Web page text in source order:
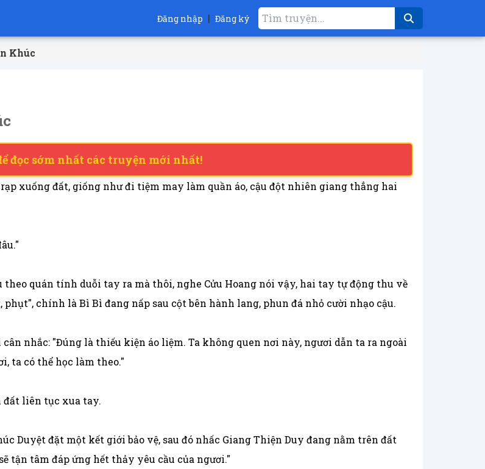
Đăng nhập | Đăng ký
Khúc
đọc sớm nhất các truyện mới nhất!
xuống đất, giống như đi tiệm may làm quần áo, cậu đột nhiên giang thẳng hai
theo quán tính duỗi tay ra mà thôi, nghe Cửu Hoang nói vậy, hai tay tự động thu về
chính là Bì Bì đang nấp sau cột bên hành lang, phun đá nhỏ cười nhạo cậu.
nhắc: "Đúng là thiếu kiện áo liệm. Ta không quen nơi này, ngươi dẫn ta ra ngoài
ta có thể học làm theo."
đất liên tục xua tay.
Duyệt đặt một kết giới bảo vệ, sau đó nhấc Giang Thiện Duy đang nằm trên đất
tận tâm đáp ứng hết thảy yêu cầu của ngươi."